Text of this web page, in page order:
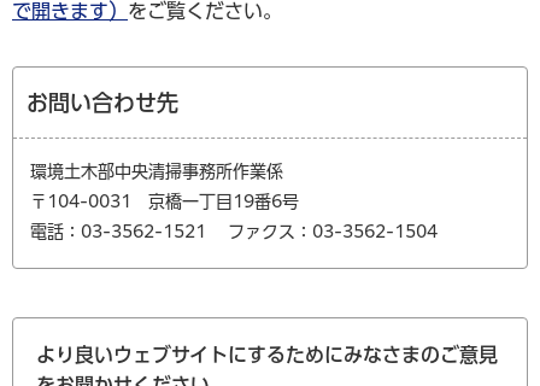
で開きます） をご覧ください。
お問い合わせ先
環境土木部中央清掃事務所作業係
〒104-0031 京橋一丁目19番6号
電話：03-3562-1521
ファクス：03-3562-1504
より良いウェブサイトにするためにみなさまのご意見